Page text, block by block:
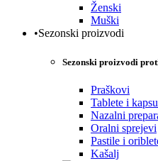
Ženski
Muški
•Sezonski proizvodi
Sezonski proizvodi
Praškovi
Tablete i
Nazalni
Oralni sprejevi
Pastile i
Kašalj